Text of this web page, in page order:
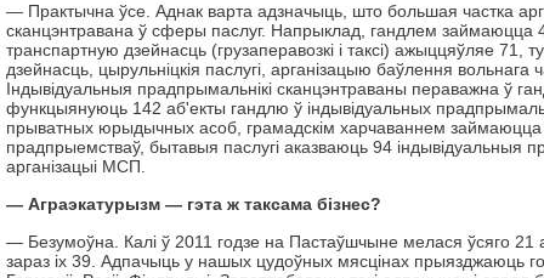
— Практычна ўсе. Аднак варта адзначыць, што большая частка
сканцэнтравана ў сферы паслуг. Напрыклад, гандлем займаюцца
транспартную дзейнасць (грузаперавозкі і таксі) ажыццяўляе 71,
дзейнасць, цырульніцкія паслугі, арганізацыю баўлення
Індывідуальныя прадпрымальнікі сканцэнтраваны пераважна ў
функцыянуюць 142 аб'екты гандлю ў індывідуальных
прыватных юрыдычных асоб, грамадскім харчаваннем
прадпрыемстваў, бытавыя паслугі аказваюць 94 індывідуальныя
арганізацыі МСП.
— Аграэкатурызм — гэта ж таксама бізнес?
— Безумоўна. Калі ў 2011 годзе на Пастаўшчыне мелася ўсяго 21
зараз іх 39. Адпачыць у нашых цудоўных мясцінах прыязджаюць